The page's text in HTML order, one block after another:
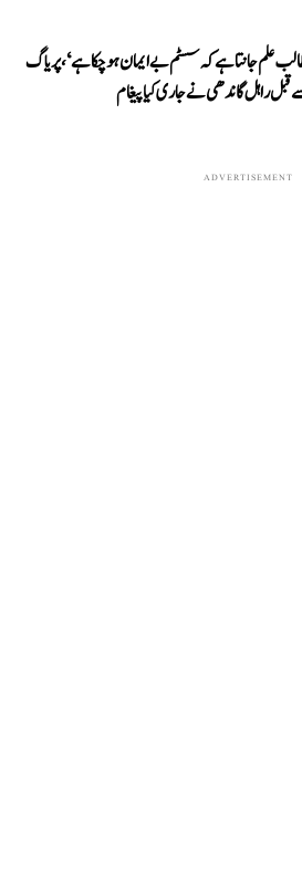
علم جانتا ہے کہ سسٹم بے ایمان ہو چکا ہے‘، پریاگ
قبل راہل گاندھی نے جاری کیا پیغام
ADVERTISEMENT